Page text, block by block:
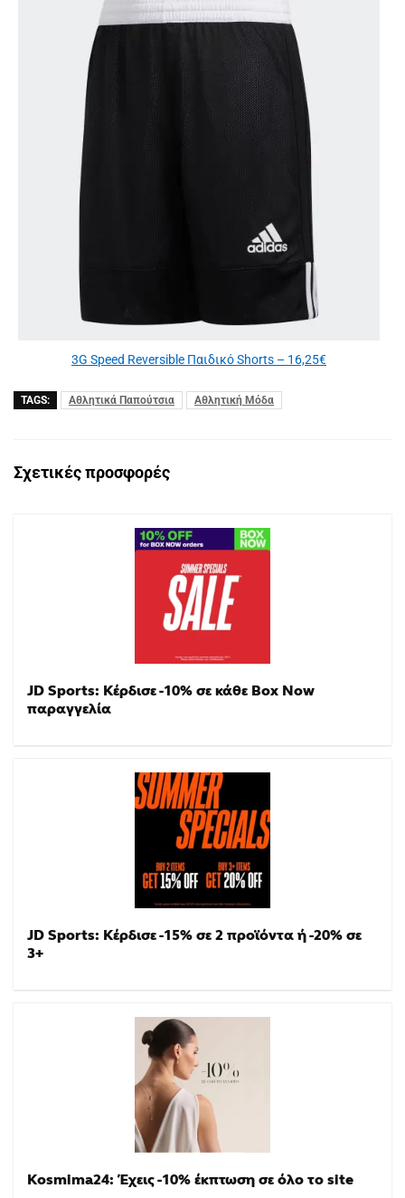
3G Speed Reversible Παιδικό Shorts – 16,25€
TAGS: Αθλητικά Παπούτσια Αθλητική Μόδα
Σχετικές προσφορές
JD Sports: Κέρδισε -10% σε κάθε Box Now
παραγγελία
JD Sports: Κέρδισε -15% σε 2 προϊόντα ή -20% σε
3+
Kosmima24: Έχεις -10% έκπτωση σε όλο το site